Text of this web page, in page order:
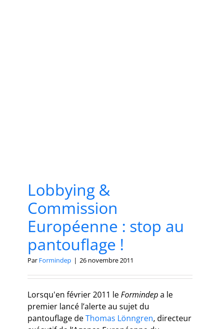
Lobbying &
Commission
Européenne : stop au
pantouflage !
Par Formindep | 26 novembre 2011
Lorsqu'en février 2011 leFormindepa le
premier lancé l’alerte au sujet du
pantouflage deThomas Lönngren, directeur